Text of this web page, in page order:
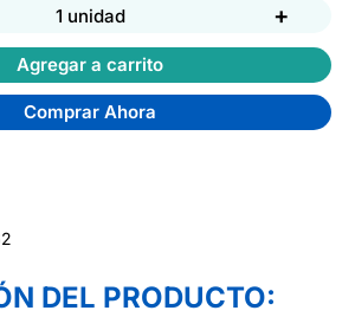
1 unidad +
Agregar a carrito
Comprar Ahora
DEL PRODUCTO: